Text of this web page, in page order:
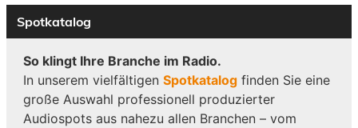
Spotkatalog
So klingt Ihre Branche im Radio.
In unserem vielfältigen Spotkatalogfinden Sie eine
große Auswahl professionell produzierter
Audiospots aus nahezu allen Branchen – vom